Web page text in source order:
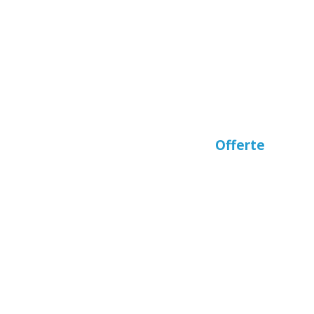
Offerte